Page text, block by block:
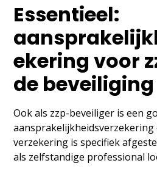
Essentieel:
ekering voor
de beveiliging
Ook als zzp-beveiliger is een
aansprakelijkheidsverzekering
verzekering is specifiek
als zelfstandige professional